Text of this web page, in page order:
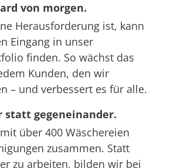
von morgen.
Herausforderung ist, kann
Eingang in unser
finden. So wächst das
Kunden, den wir
– und verbessert es für alle.
statt gegeneinander.
über 400 Wäschereien
zusammen. Statt
zu arbeiten, bilden wir bei